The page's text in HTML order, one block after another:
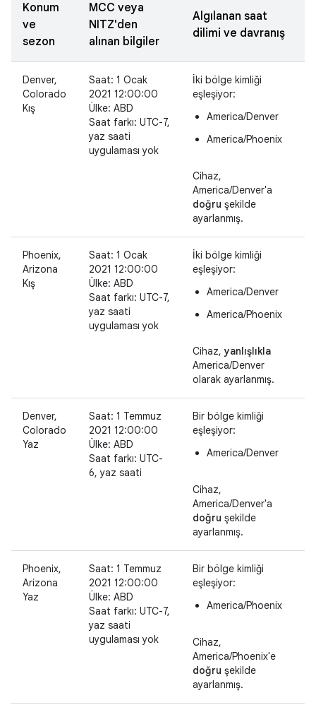
Konum
ve
sezon
MCC veya
NITZ'den
alınan bilgiler
Algılanan saat
dilimi ve davranış
Denver,
Colorado
Kış
Saat: 1 Ocak
2021 12:00:00
Ülke: ABD
Saat farkı: UTC-7,
yaz saati
uygulaması yok
İki bölge kimliği
eşleşiyor:
America/Denver
America/Phoenix
Cihaz,
America/Denver'a
doğru şekilde
ayarlanmış.
Phoenix,
Arizona
Kış
Saat: 1 Ocak
2021 12:00:00
Ülke: ABD
Saat farkı: UTC-7,
yaz saati
uygulaması yok
İki bölge kimliği
eşleşiyor:
America/Denver
America/Phoenix
Cihaz, yanlışlıkla
America/Denver
olarak ayarlanmış.
Denver,
Colorado
Yaz
Saat: 1 Temmuz
2021 12:00:00
Ülke: ABD
Saat farkı: UTC-
6, yaz saati
Bir bölge kimliği
eşleşiyor:
America/Denver
Cihaz,
America/Denver'a
doğru şekilde
ayarlanmış.
Phoenix,
Arizona
Yaz
Saat: 1 Temmuz
2021 12:00:00
Ülke: ABD
Saat farkı: UTC-7,
yaz saati
uygulaması yok
Bir bölge kimliği
eşleşiyor:
America/Phoenix
Cihaz,
America/Phoenix'e
doğru şekilde
ayarlanmış.